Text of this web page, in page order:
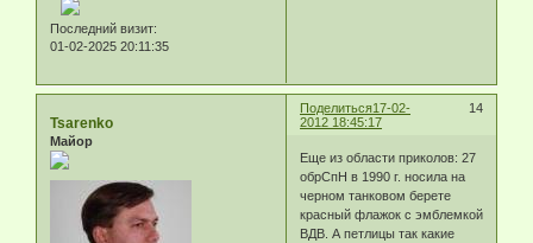
Последний визит:
01-02-2025 20:11:35
Поделиться 14
17-02-
2012 18:45:17
Tsarenko
Майор
Еще из области приколов: 27
обрСпН в 1990 г. носила на
черном танковом берете
красный флажок с эмблемкой
ВДВ. А петлицы так какие